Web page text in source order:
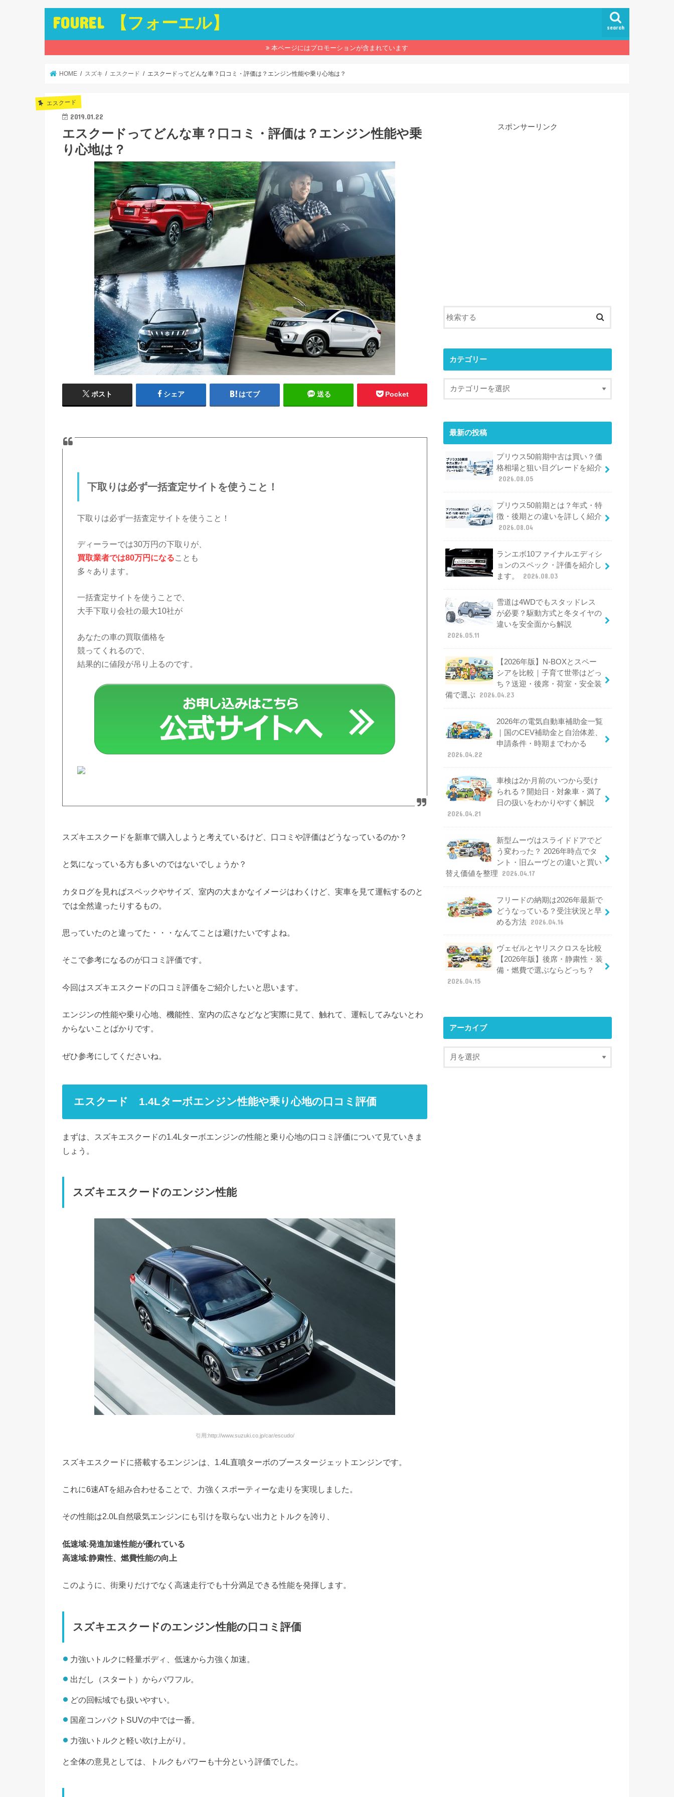
FOUREL 【フォーエル】 search
本ページにはプロモーションが含まれています
HOME スズキ エスクード エスクードってどんな車？口コミ・評価は？エンジン性能や乗り心地は？
エスクード
2019.01.22
エスクードってどんな車？口コミ・評価は？エンジン性能や乗
り心地は？
ポスト シェア はてブ 送る Pocket
下取りは必ず一括査定サイトを使うこと！
下取りは必ず一括査定サイトを使うこと！
ディーラーでは30万円の下取りが、
買取業者では80万円になることも
多々あります。
一括査定サイトを使うことで、
大手下取り会社の最大10社が
あなたの車の買取価格を
競ってくれるので、
結果的に値段が吊り上るのです。
スズキエスクードを新車で購入しようと考えているけど、口コミや評価はどうなっているのか？
と気になっている方も多いのではないでしょうか？
カタログを見ればスペックやサイズ、室内の大まかなイメージはわくけど、実車を見て運転するのと
では全然違ったりするもの。
思っていたのと違ってた・・・なんてことは避けたいですよね。
そこで参考になるのが口コミ評価です。
今回はスズキエスクードの口コミ評価をご紹介したいと思います。
エンジンの性能や乗り心地、機能性、室内の広さなどなど実際に見て、触れて、運転してみないとわ
からないことばかりです。
ぜひ参考にしてくださいね。
エスクード 1.4Lターボエンジン性能や乗り心地の口コミ評価
まずは、スズキエスクードの1.4Lターボエンジンの性能と乗り心地の口コミ評価について見ていきま
しょう。
スズキエスクードのエンジン性能
引用:http://www.suzuki.co.jp/car/escudo/
スズキエスクードに搭載するエンジンは、1.4L直噴ターボのブースタージェットエンジンです。
これに6速ATを組み合わせることで、 力強くスポーティーな走り を実現しました。
その性能は2.0L自然吸気エンジンにも引けを取らない出力とトルクを誇り、
低速域:発進加速性能が優れている
高速域:静粛性、燃費性能の向上
このように、街乗りだけでなく高速走行でも十分満足できる性能を発揮します。
スズキエスクードのエンジン性能の口コミ評価
力強いトルクに軽量ボディ、低速から力強く加速。
出だし（スタート）からパワフル。
どの回転域でも扱いやすい。
国産コンパクトSUVの中では一番。
力強いトルクと軽い吹け上がり。
と全体の意見としては、トルクもパワーも十分という評価でした。
スポンサーリンク
カテゴリー
最新の投稿
プリウス50前期中古は買い？価
格相場と狙い目グレードを紹介
2026.08.05
プリウス50前期とは？年式・特
徴・後期との違いを詳しく紹介
2026.08.04
ランエボ10ファイナルエディシ
ョンのスペック・評価を紹介し
ます。
2026.08.03
雪道は4WDでもスタッドレス
が必要？駆動方式と冬タイヤの
違いを安全面から解説
2026.05.11
【2026年版】N-BOXとスペー
シアを比較｜子育て世帯はどっ
ち？送迎・後席・荷室・安全装
備で選ぶ
2026.04.23
2026年の電気自動車補助金一覧
｜国のCEV補助金と自治体差、
申請条件・時期までわかる
2026.04.22
車検は2か月前のいつから受け
られる？開始日・対象車・満了
日の扱いをわかりやすく解説
2026.04.21
新型ムーヴはスライドドアでど
う変わった？ 2026年時点でタ
ント・旧ムーヴとの違いと買い
替え価値を整理
2026.04.17
フリードの納期は2026年最新で
どうなっている？受注状況と早
める方法 2026.04.16
ヴェゼルとヤリスクロスを比較
【2026年版】後席・静粛性・装
備・燃費で選ぶならどっち？
2026.04.15
アーカイブ